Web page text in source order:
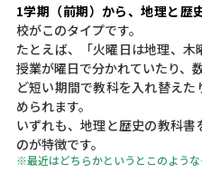
1学期（前期）から、地理と歴
校がこのタイプです。
たとえば、「火曜日は地理、
授業が曜日で分かれていたり、
ど短い期間で教科を入れ替え
められます。
いずれも、地理と歴史の教科書
のが特徴です。
※最近はどちらかというとこのような